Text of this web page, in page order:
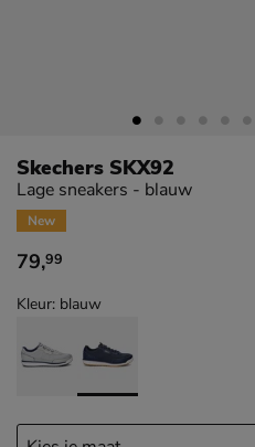
Skechers SKX92
Lage sneakers - blauw
New
€ 79,99
79,99
Kleur: blauw